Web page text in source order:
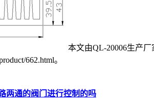
本文由QL-20006生产厂
662.html。
两通的阀门进行控制的吗